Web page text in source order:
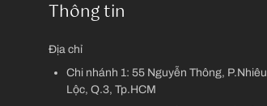
Thông tin
Địa chỉ
Chi nhánh 1: 55 Nguyễn Thông, P.Nhiêu
Lộc, Q.3, Tp.HCM